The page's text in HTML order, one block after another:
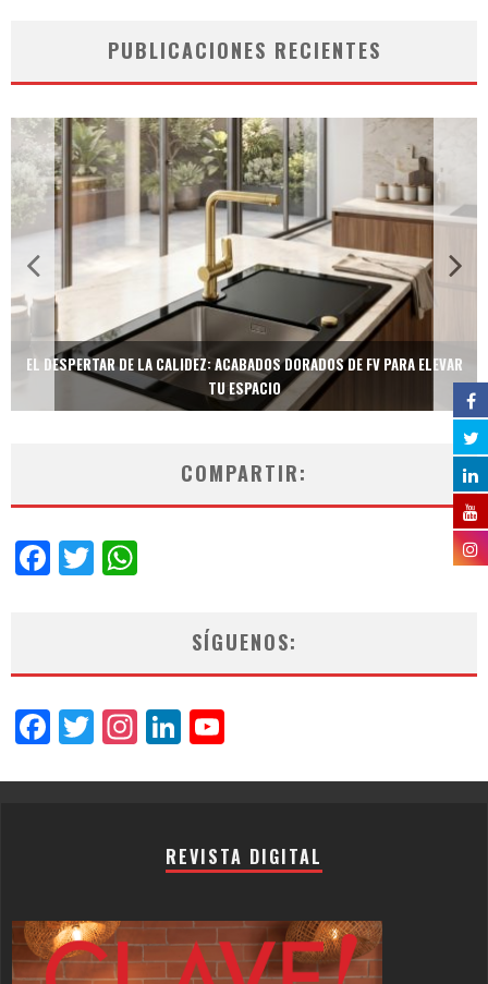
PUBLICACIONES RECIENTES
EL DESPERTAR DE LA CALIDEZ: ACABADOS DORADOS DE FV PARA ELEVAR
TU ESPACIO
COMPARTIR:
Facebook
Twitter
SÍGUENOS:
Facebook
Twitter
Instagram
LinkedIn
REVISTA DIGITAL